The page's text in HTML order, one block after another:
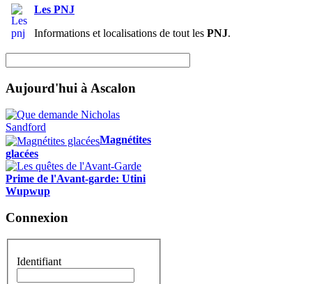
Les PNJ
Informations et localisations de tout les PNJ.
Aujourd'hui à Ascalon
Magnétites
glacées
Prime de l'Avant-garde: Utini
Wupwup
Connexion
Identifiant